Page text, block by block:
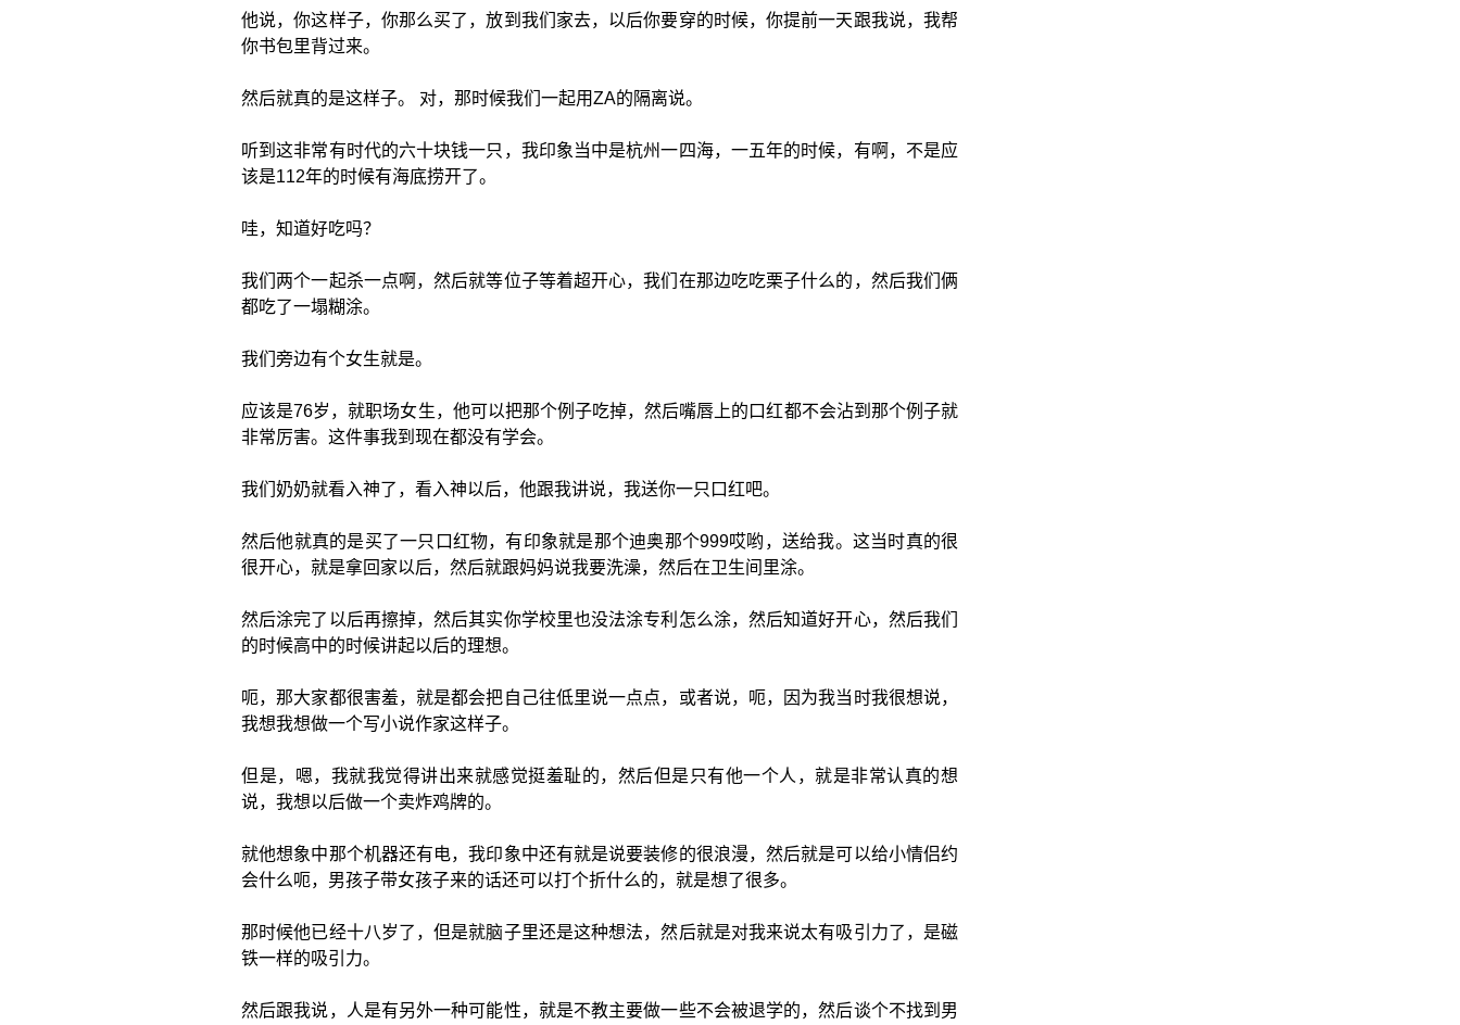
他说，你这样子，你那么买了，放到我们家去，以后你要穿的时候，你提前一天跟我说，我帮
你书包里背过来。
然后就真的是这样子。 对，那时候我们一起用ZA的隔离说。
听到这非常有时代的六十块钱一只，我印象当中是杭州一四海，一五年的时候，有啊，不是应
该是112年的时候有海底捞开了。
哇，知道好吃吗？
我们两个一起杀一点啊，然后就等位子等着超开心，我们在那边吃吃栗子什么的，然后我们俩
都吃了一塌糊涂。
我们旁边有个女生就是。
应该是76岁，就职场女生，他可以把那个例子吃掉，然后嘴唇上的口红都不会沾到那个例子就
非常厉害。这件事我到现在都没有学会。
我们奶奶就看入神了，看入神以后，他跟我讲说，我送你一只口红吧。
然后他就真的是买了一只口红物，有印象就是那个迪奥那个999哎哟，送给我。这当时真的很
很开心，就是拿回家以后，然后就跟妈妈说我要洗澡，然后在卫生间里涂。
然后涂完了以后再擦掉，然后其实你学校里也没法涂专利怎么涂，然后知道好开心，然后我们
的时候高中的时候讲起以后的理想。
呃，那大家都很害羞，就是都会把自己往低里说一点点，或者说，呃，因为我当时我很想说，
我想我想做一个写小说作家这样子。
但是，嗯，我就我觉得讲出来就感觉挺羞耻的，然后但是只有他一个人，就是非常认真的想
说，我想以后做一个卖炸鸡牌的。
就他想象中那个机器还有电，我印象中还有就是说要装修的很浪漫，然后就是可以给小情侣约
会什么呃，男孩子带女孩子来的话还可以打个折什么的，就是想了很多。
那时候他已经十八岁了，但是就脑子里还是这种想法，然后就是对我来说太有吸引力了，是磁
铁一样的吸引力。
然后跟我说，人是有另外一种可能性，就是不教主要做一些不会被退学的，然后谈个不找到男